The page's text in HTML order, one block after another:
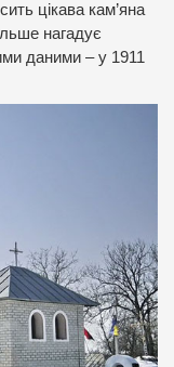
цікава кам’яна
нагадує
даними – у 1911